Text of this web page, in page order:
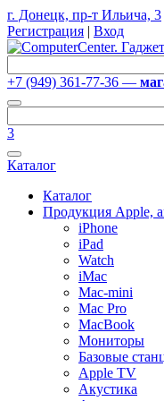
г. Донецк, пр-т Ильича, 3
Регистрация | Вход
+7 (949) 361-77-36 —
3
Каталог
Каталог
Продукция Apple,
iPhone
iPad
Watch
iMac
Mac-mini
Mac Pro
MacBook
Мониторы
Базовые
Apple TV
Акустика